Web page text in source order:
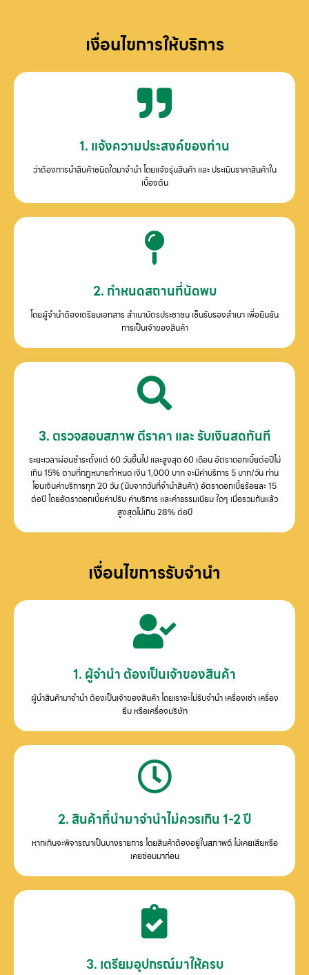
เงื่อนไขการให้บริการ
1. แจ้งความประสงค์ของท่าน
ว่าต้องการนำสินค้าชนิดใดมาจำนำ โดยแจ้งรุ่นสินค้า และ ประเมินราคาสินค้าใน
เบื้องต้น
2. กำหนดสถานที่นัดพบ
โดยผู้จำนำต้องเตรียมเอกสาร สำเนาบัตรประชาชน เซ็นรับรองสำเนา เพื่อยืนยัน
การเป็นเจ้าของสินค้า
3. ตรวจสอบสภาพ ตีราคา และ รับเงินสดทันที
ระยะเวลาผ่อนชำระตั้งแต่ 60 วันขึ้นไป และสูงสุด 60 เดือน อัตราดอกเบี้ยต่อปีไม่
เกิน 15% ตามที่กฏหมายกำหนด เงิน 1,000 บาท จะมีค่าบริการ 5 บาท/วัน ท่าน
โอนเงินค่าบริการทุก 20 วัน (นับจากวันที่จำนำสินค้า) อัตราดอกเบี้ยร้อยละ 15
ต่อปี โดยอัตราดอกเบี้ยค่าปรับ ค่าบริการ และค่าธรรมเนียม ใดๆ เมื่อรวมกันแล้ว
สูงสุดไม่เกิน 28% ต่อปี
เงื่อนไขการรับจำนำ
1. ผู้จำนำ ต้องเป็นเจ้าของสินค้า
ผู้นำสินค้ามาจำนำ ต้องเป็นเจ้าของสินค้า โดยเราจะไม่รับจำนำ เครื่องเช่า เครื่อง
ยืม หรือเครื่องบริษัท
2. สินค้าที่นำมาจำนำไม่ควรเกิน 1-2 ปี
หากเกินจะพิจารณาเป็นบางรายการ โดยสินค้าต้องอยู่ในสภาพดี ไม่เคยเสียหรือ
เคยซ่อมมาก่อน
3. เตรียมอุปกรณ์มาให้ครบ